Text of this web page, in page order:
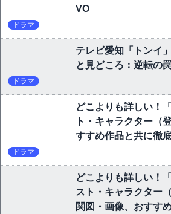
VO
ドラマ
テレビ愛知「トンイ
と見どころ：逆転の
ドラマ
どこよりも詳しい！
ト・キャラクター（
すすめ作品と共に徹
ドラマ
どこよりも詳しい！
スト・キャラクター
関図・画像、おすす